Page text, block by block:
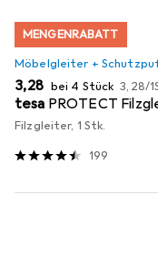
MENGENRABATT
Möbelgleiter +
EUR
3,28 bei 4 Stück EUR
3,28/
tesa PROTECT
Filzgleiter, 1 Stk.
199